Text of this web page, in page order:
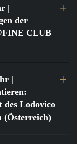
|
der
CLUB
|
des Lodovico
(Österreich)